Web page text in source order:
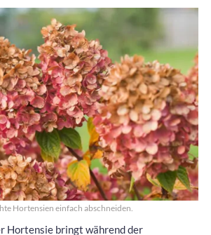
Hortensien einfach abschneiden.
Hortensie bringt während der